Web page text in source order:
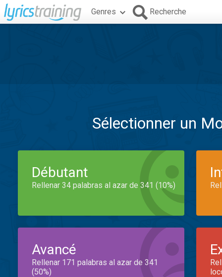
Genres Recherche
Sélectionner un
Débutant
Rellenar 34 palabras al azar de 341 (10%)
Avancé
Rellenar 171 palabras al azar de 341
(50%)